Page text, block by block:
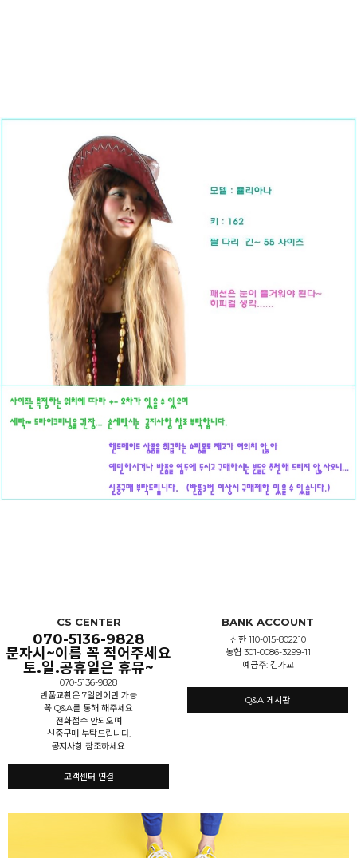
CS CENTER
070-5136-9828
문자시~이름 꼭 적어주세요
토.일.공휴일은 휴뮤~
070-5136-9828
반품교환은 7일안에만 가능
꼭 Q&A를 통해 해주세요
전화접수 안되오며
신중구매 부탁드립니다.
공지사항 참조하세요.
고객센터 연결
BANK ACCOUNT
신한 110-015-802210
농협 301-0086-3299-11
예금주: 김가교
Q&A 게시판